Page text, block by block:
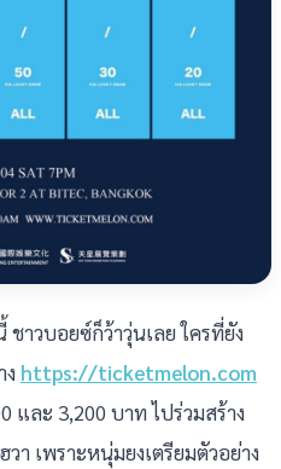
าวบอยซ์ก็ว้าวุ่นเลย ใครที่ยัง
https://ticketmelon.com
และ 3,200 บาท ไปร่วมสร้าง
า เพราะหนุ่มยงเตรียมตัวอย่าง